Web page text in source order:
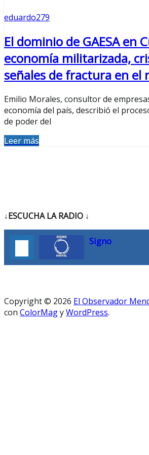
eduardo279
El dominio de GAESA en
economía militarizada,
señales de fractura en el
Emilio Morales, consultor de
economía del país, describió el
de poder del
Leer más
↓ESCUCHA LA RADIO ↓
Signo
Copyright © 2026 El Observador
con ColorMagyWordPress.